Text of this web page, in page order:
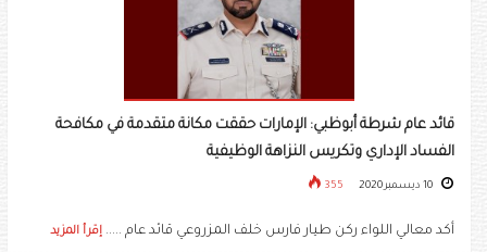
قائد عام شرطة أبوظبي: الإمارات حققت مكانة متقدمة في مكافحة
الفساد الإداري وتكريس النزاهة الوظيفية
355
أكد معالي اللواء ركن طيار فارس خلف المزروعي قائد عام ..... إقرأ المزيد